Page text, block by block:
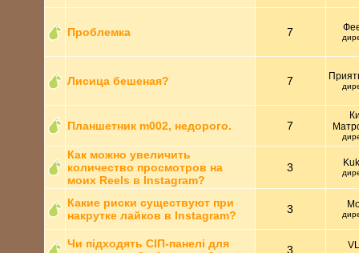
Проблемка 7
Лисица бешеная? 7
Планшетник m002, недорого. 7
Как можно увеличить
количество просмотров на
моих Reels в Instagram?
3
Какие риски существуют при
накрутке лайков в Instagram?
3
Чи підходять СІП-панелі для
3